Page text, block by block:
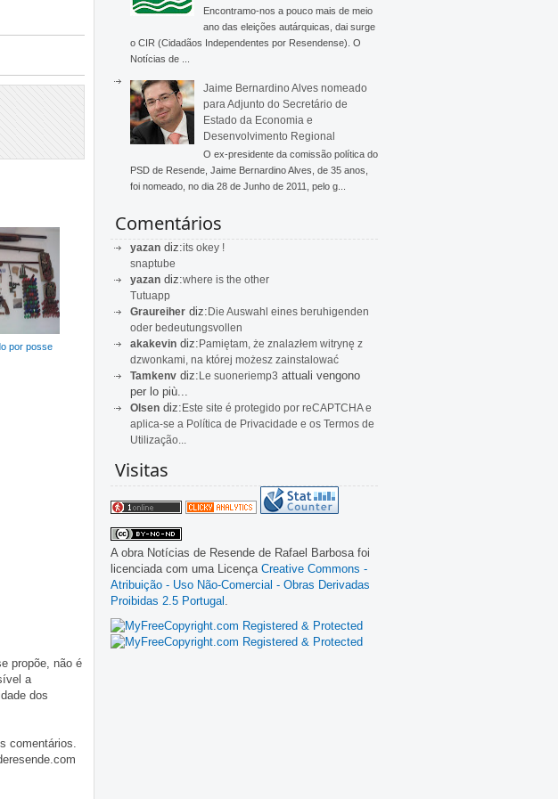
por posse
propõe, não é
a
dos
comentários.
Encontramo-nos a pouco mais de meio
ano das eleições autárquicas, dai surge
o CIR (Cidadãos Independentes por Resendense). O
Notícias de ...
Jaime Bernardino Alves nomeado
para Adjunto do Secretário de
Estado da Economia e
Desenvolvimento Regional
O ex-presidente da comissão política do
PSD de Resende, Jaime Bernardino Alves, de 35 anos,
foi nomeado, no dia 28 de Junho de 2011, pelo g...
Comentários
yazan diz:its okey !
snaptube
yazan diz:where is the other
Tutuapp
Graureiher diz:Die Auswahl eines beruhigenden
oder bedeutungsvollen
akakevin diz:Pamiętam, że znalazłem witrynę z
dzwonkami, na której możesz zainstalować
Tamkenv diz:Le suoneriemp3 attuali vengono
per lo più...
Olsen diz:Este site é protegido por reCAPTCHA e
aplica-se a Política de Privacidade e os Termos de
Utilização...
Visitas
A obra Notícias de Resende de Rafael Barbosa foi
licenciada com uma Licença Creative Commons -
Atribuição - Uso Não-Comercial - Obras Derivadas
Proibidas 2.5 Portugal